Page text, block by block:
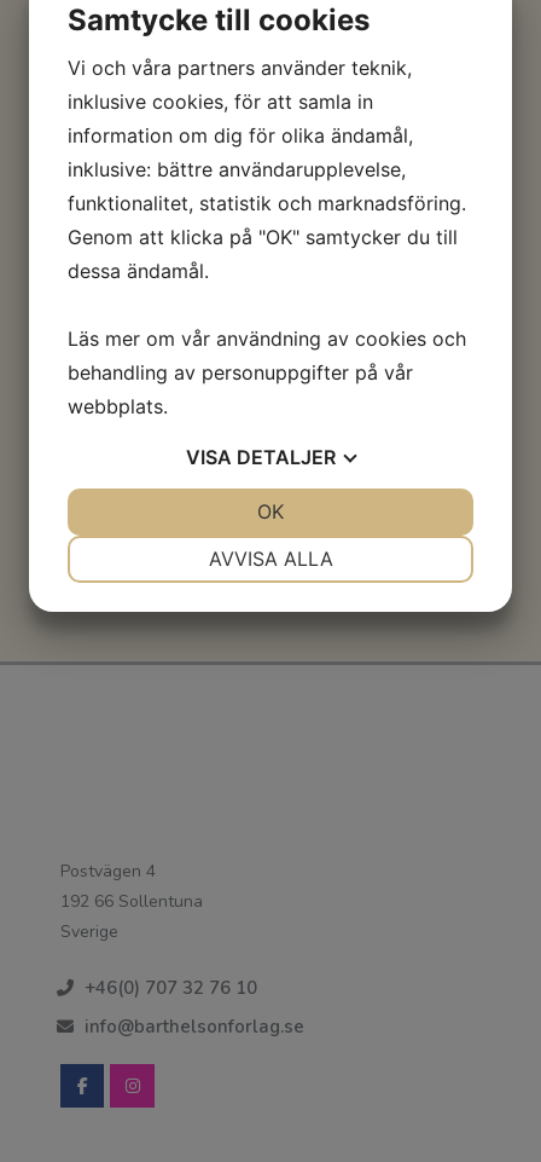
Postvägen 4
192 66 Sollentuna
Sverige
+46(0) 707 32 76 10
info@barthelsonforlag.se
Samtycke till cookies
Vi och våra partners använder teknik,
inklusive cookies, för att samla in
information om dig för olika ändamål,
inklusive: bättre användarupplevelse,
funktionalitet, statistik och marknadsföring.
Genom att klicka på "OK" samtycker du till
dessa ändamål.
Läs mer om vår användning av cookies och
behandling av personuppgifter på vår
webbplats.
VISA DETALJER
AVVISA ALLA
OK